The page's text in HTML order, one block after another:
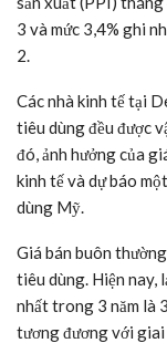
3 và mức 3,4% ghi
2.
Các nhà kinh tế tại
tiêu dùng đều được
đó, ảnh hưởng của
kinh tế và dự báo
dùng Mỹ.
Giá bán buôn
tiêu dùng. Hiện nay,
nhất trong 3 năm là
tương đương với